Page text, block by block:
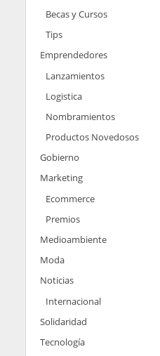
Becas y Cursos
Tips
Emprendedores
Lanzamientos
Logistica
Nombramientos
Productos Novedosos
Gobierno
Marketing
Ecommerce
Premios
Medioambiente
Moda
Noticias
Internacional
Solidaridad
Tecnología